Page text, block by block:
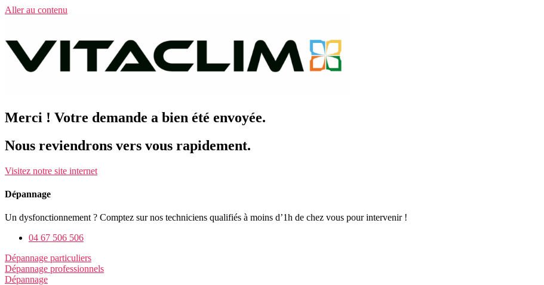
Aller au contenu
Merci ! Votre demande a bien été envoyée.
Nous reviendrons vers vous rapidement.
Visitez notre site internet
Dépannage
Un dysfonctionnement ? Comptez sur nos techniciens qualifiés à moins d’1h de chez vous pour intervenir !
04 67 506 506
Dépannage particuliers
Dépannage professionnels
Dépannage